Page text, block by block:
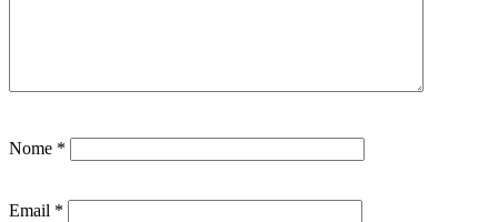
Nome *
Email *